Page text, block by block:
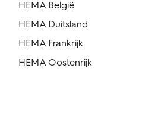
HEMA België
HEMA Duitsland
HEMA Frankrijk
HEMA Oostenrijk